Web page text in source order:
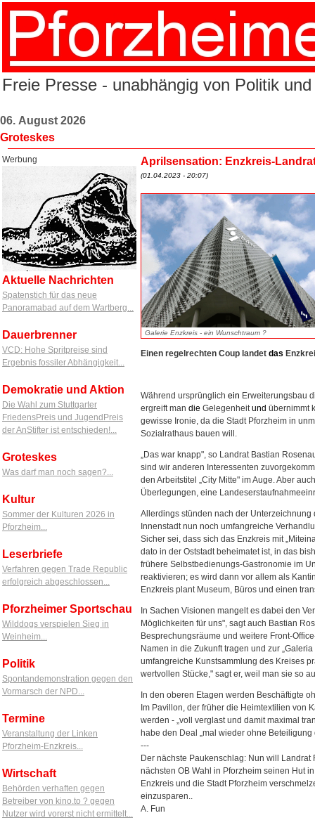
Freie Presse - unabhängig von Politik
06. August 2026
Groteskes
Werbung
Aktuelle Nachrichten
Spatenstich für das neue
Panoramabad auf dem Wartberg...
Dauerbrenner
VCD: Hohe Spritpreise sind
Ergebnis fossiler Abhängigkeit...
Demokratie und Aktion
Die Wahl zum Stuttgarter
FriedensPreis und JugendPreis
der AnStifter ist entschieden!...
Groteskes
Was darf man noch sagen?...
Kultur
Sommer der Kulturen 2026 in
Pforzheim...
Leserbriefe
Verfahren gegen Trade Republic
erfolgreich abgeschlossen...
Pforzheimer Sportschau
Wilddogs verspielen Sieg in
Weinheim...
Politik
Spontandemonstration gegen den
Vormarsch der NPD...
Termine
Veranstaltung der Linken
Pforzheim-Enzkreis...
Wirtschaft
Behörden verhaften gegen
Betreiber von kino.to ? gegen
Nutzer wird vorerst nicht ermittelt...
Aprilsensation: Enzkreis-
(01.04.2023 - 20:07)
Galerie Enzkreis - ein Wunschtraum ?
Einen regelrechten Coup landet das
Während ursprünglich ein Erweiterungsbau
ergreift man die Gelegenheitund übernimmt
gewisse Ironie, da die Stadt Pforzheim in
Sozialrathaus bauen will.
„Das war knapp", so Landrat Bastian
sind wir anderen Interessenten
den Arbeitstitel „City Mitte" im Auge. Aber
Überlegungen, eine
Allerdings stünden nach der
Innenstadt nun noch umfangreiche
Sicher sei, dass sich das Enzkreis mit
dato in der Oststadt beheimatet ist, in das
frühere Selbstbedienungs-Gastronomie im
reaktivieren; es wird dann vor allem als
Enzkreis plant Museum, Büros und einen
In Sachen Visionen mangelt es dabei den
Möglichkeiten für uns", sagt auch Bastian
Besprechungsräume und weitere Front-
Namen in die Zukunft tragen und zur
umfangreiche Kunstsammlung des Kreises
wertvollen Stücke," sagt er, weil man sie so
In den oberen Etagen werden Beschäftigte
Im Pavillon, der früher die Heimtextilien von
werden - „voll verglast und damit maximal
habe den Deal „mal wieder ohne
---
Der nächste Paukenschlag: Nun will
nächsten OB Wahl in Pforzheim seinen Hut
Enzkreis und die Stadt Pforzheim
einzusparen..
A. Fun